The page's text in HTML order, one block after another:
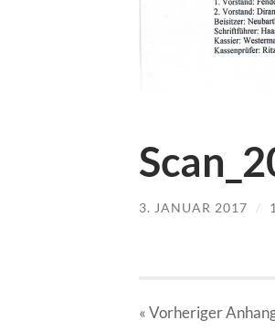
3. JANUAR 2017 /
« Vorheriger